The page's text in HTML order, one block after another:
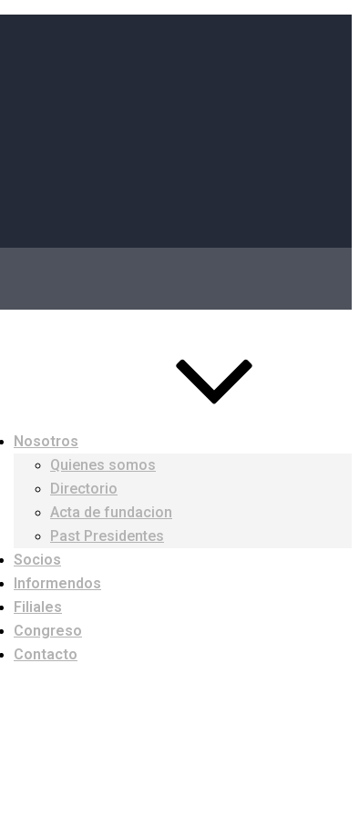
Nosotros
Quienes somos
Directorio
Acta de fundacion
Past Presidentes
Socios
Informendos
Filiales
Congreso
Contacto